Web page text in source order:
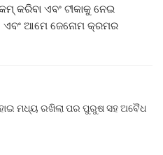
କରିବା ଏବଂ ଟୀକାକୁ ନେଇ
ଏବଂ ଆମେ ଜେନୋମ କ୍ରମର
ମଧ୍ୟ ରଖିଲା ପର ପୁରୁଷ ସହ ଅବୈଧ